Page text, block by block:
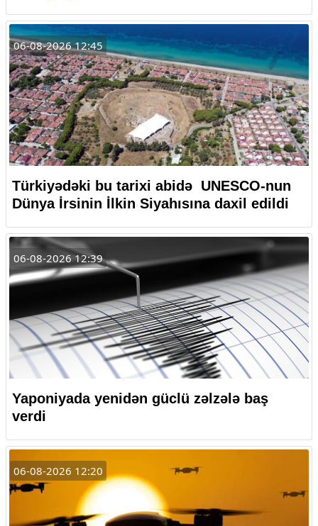
06-08-2026 12:45
Türkiyədəki bu tarixi abidə UNESCO-nun
Dünya İrsinin İlkin Siyahısına daxil edildi
06-08-2026 12:39
Yaponiyada yenidən güclü zəlzələ baş
verdi
06-08-2026 12:20